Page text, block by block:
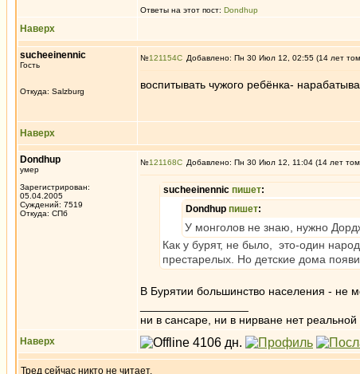
Ответы на этот пост: Dondhup
Наверх
sucheeinennic
Гость
Откуда: Salzburg
№121154 Добавлено: Пн 30 Июл 12, 02:55 (14 лет
воспитывать чужого ребёнка-
Наверх
Dondhup
умер
Зарегистрирован:
05.04.2005
Суждений: 7519
Откуда: СПб
№121168 Добавлено: Пн 30 Июл 12, 11:04 (14 лет
sucheeinennic пишет:
Dondhup пишет:
У монголов не знаю, нужно
Как у бурят, не было, это-один
престарелых. Но детские дома
В Бурятии большинство населения - не
ни в сансаре, ни в нирване нет
Наверх
Тред сейчас никто не читает.